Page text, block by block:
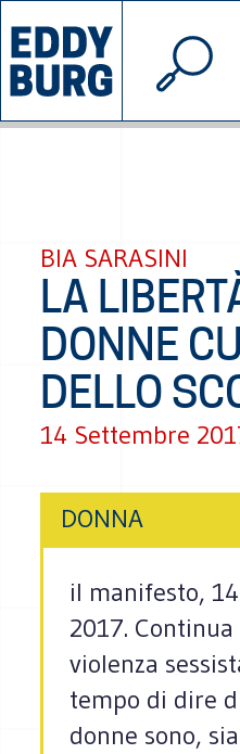
INIZIATIVE
© 2026
BIA SARASINI
LA
DONNE
DELLO
14 Settembre
DONNA
il manifesto,
2017.
violenza
tempo di dire
donne sono,